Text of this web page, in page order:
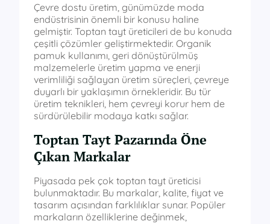
Çevre dostu üretim, günümüzde moda
endüstrisinin önemli bir konusu haline
gelmiştir. Toptan tayt üreticileri de bu konuda
çeşitli çözümler geliştirmektedir. Organik
pamuk kullanımı, geri dönüştürülmüş
malzemelerle üretim yapma ve enerji
verimliliği sağlayan üretim süreçleri, çevreye
duyarlı bir yaklaşımın örnekleridir. Bu tür
üretim teknikleri, hem çevreyi korur hem de
sürdürülebilir modaya katkı sağlar.
Toptan Tayt Pazarında Öne
Çıkan Markalar
Piyasada pek çok toptan tayt üreticisi
bulunmaktadır. Bu markalar, kalite, fiyat ve
tasarım açısından farklılıklar sunar. Popüler
markaların özelliklerine değinmek,